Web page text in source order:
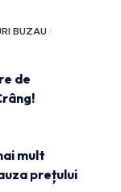
BUZAU
de
mult
prețului